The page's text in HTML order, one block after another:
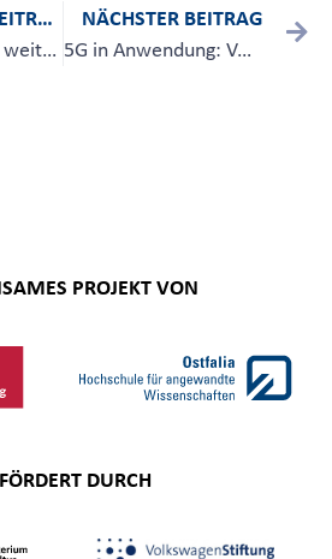
VORHERIGER BEITRAG
InnoCheck geht weiter!
NÄCHSTER BEITRAG
5G in Anwendung: Volles Haus beim Braunschweiger Innovationsforum
PROJEKT VON
DURCH